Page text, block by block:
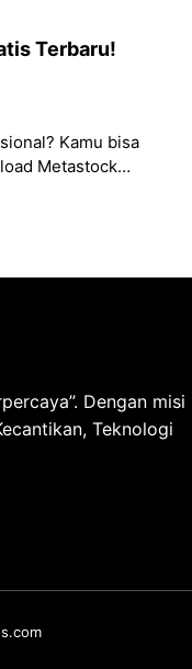
Terbaru!
Kamu bisa
Metastock
Dengan misi
Teknologi